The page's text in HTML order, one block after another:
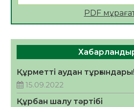
жақсылық күтеді –
«Дауыс беру учаскесін
болады?»
07.08.2026
PDF
Құрметті аудан тұрғындары!
15.09.2022
Құрбан шалу тәртібі